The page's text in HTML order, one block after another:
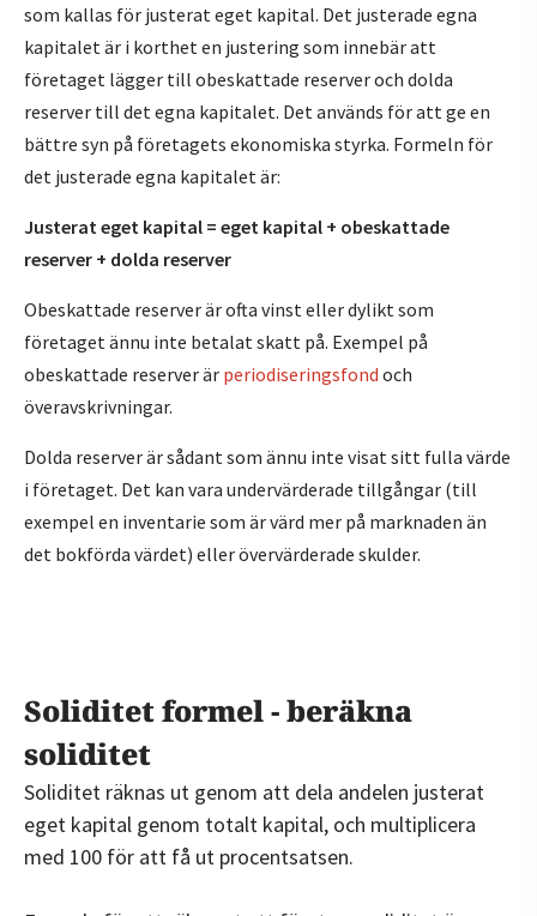
som kallas för justerat eget kapital. Det justerade egna
kapitalet är i korthet en justering som innebär att
företaget lägger till obeskattade reserver och dolda
reserver till det egna kapitalet. Det används för att ge en
bättre syn på företagets ekonomiska styrka. Formeln för
det justerade egna kapitalet är:
Justerat eget kapital = eget kapital + obeskattade
reserver + dolda reserver
Obeskattade reserver är ofta vinst eller dylikt som
företaget ännu inte betalat skatt på. Exempel på
obeskattade reserver är periodiseringsfond och
överavskrivningar.
Dolda reserver är sådant som ännu inte visat sitt fulla värde
i företaget. Det kan vara undervärderade tillgångar (till
exempel en inventarie som är värd mer på marknaden än
det bokförda värdet) eller övervärderade skulder.
Soliditet formel - beräkna
soliditet
Soliditet räknas ut genom att dela andelen justerat
eget kapital genom totalt kapital, och multiplicera
med 100 för att få ut procentsatsen.